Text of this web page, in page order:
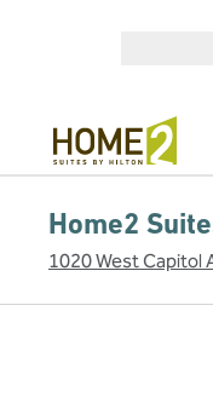
Home2
1020 West Capitol